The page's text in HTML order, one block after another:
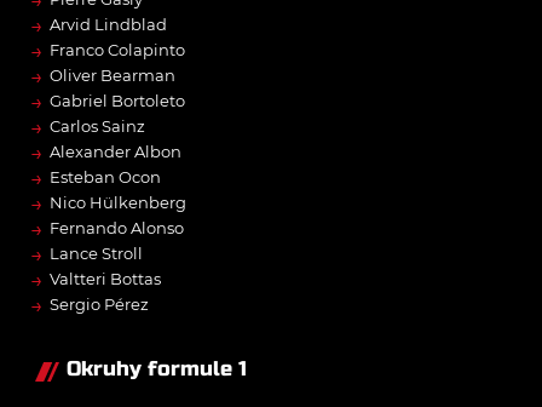
→ Arvid Lindblad
→ Franco Colapinto
→ Oliver Bearman
→ Gabriel Bortoleto
→ Carlos Sainz
→ Alexander Albon
→ Esteban Ocon
→ Nico Hülkenberg
→ Fernando Alonso
→ Lance Stroll
→ Valtteri Bottas
→ Sergio Pérez
Okruhy formule 1